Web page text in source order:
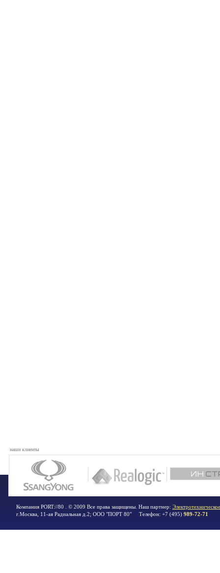
наши клиенты
Компания PORT://80 . © 2009 Все права защищены. Наш партнер:
г.Москва 11-ая Радиальная д.2; ООО "ПОРТ 80" Телефон: +7 (495) 989-72-71